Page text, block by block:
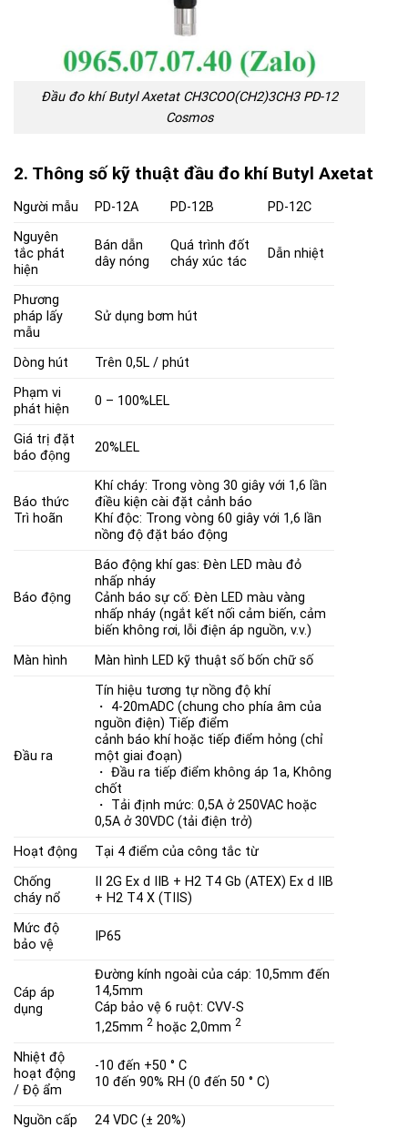
Đầu đo khí Butyl Axetat CH3COO(CH2)3CH3 PD-12
Cosmos
2. Thông số kỹ thuật đầu đo khí Butyl Axetat
Người mẫu PD-12A PD-12B
PD-12C
Nguyên
tắc phát
hiện
Bán dẫn
dây nóng
Quá trình đốt
cháy xúc tác
Dẫn nhiệt
Phương
pháp lấy
mẫu
Sử dụng bơm hút
Dòng hút
Trên 0,5L / phút
Phạm vi
phát hiện
0 – 100%LEL
Giá trị đặt
báo động
20%LEL
Báo thức
Trì hoãn
Khí cháy: Trong vòng 30 giây với 1,6 lần
điều kiện cài đặt cảnh báo
Khí độc: Trong vòng 60 giây với 1,6 lần
nồng độ đặt báo động
Báo động
Báo động khí gas: Đèn LED màu đỏ
nhấp nháy
Cảnh báo sự cố: Đèn LED màu vàng
nhấp nháy (ngắt kết nối cảm biến, cảm
biến không rơi, lỗi điện áp nguồn, v.v.)
Màn hình
Màn hình LED kỹ thuật số bốn chữ số
Đầu ra
Tín hiệu tương tự nồng độ khí
・ 4-20mADC (chung cho phía âm của
nguồn điện) Tiếp điểm
cảnh báo khí hoặc tiếp điểm hỏng (chỉ
một giai đoạn)
・ Đầu ra tiếp điểm không áp 1a, Không
chốt
・ Tải định mức: 0,5A ở 250VAC hoặc
0,5A ở 30VDC (tải điện trở)
Hoạt động
Tại 4 điểm của công tắc từ
Chống
cháy nổ
II 2G Ex d IIB + H2 T4 Gb (ATEX)Ex d IIB
+ H2 T4 X (TIIS)
Mức độ
bảo vệ
IP65
Cáp áp
dụng
Đường kính ngoài của cáp: 10,5mm đến
14,5mm
Cáp bảo vệ 6 ruột: CVV-S
1,25mm2 hoặc 2,0mm2
Nhiệt độ
hoạt động
/ Độ ẩm
-10 đến +50 ° C
10 đến 90% RH (0 đến 50 ° C)
Nguồn cấp 24 VDC (± 20%)